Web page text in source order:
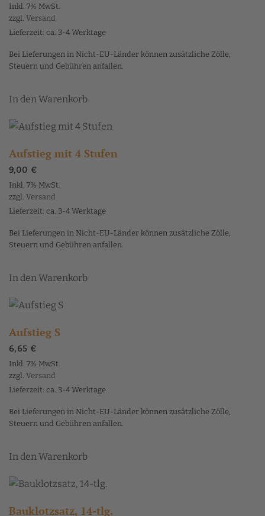
Inkl. 7% MwSt.
zzgl. Versand
Lieferzeit: ca. 3-4 Werktage
Bei Lieferungen in Nicht-EU-Länder können zusätzliche Zölle,
Steuern und Gebühren anfallen.
In den Warenkorb
Aufstieg mit 4 Stufen
9,00 €
Inkl. 7% MwSt.
zzgl. Versand
Lieferzeit: ca. 3-4 Werktage
Bei Lieferungen in Nicht-EU-Länder können zusätzliche Zölle,
Steuern und Gebühren anfallen.
In den Warenkorb
Aufstieg S
6,65 €
Inkl. 7% MwSt.
zzgl. Versand
Lieferzeit: ca. 3-4 Werktage
Bei Lieferungen in Nicht-EU-Länder können zusätzliche Zölle,
Steuern und Gebühren anfallen.
In den Warenkorb
Bauklotzsatz, 14-tlg.